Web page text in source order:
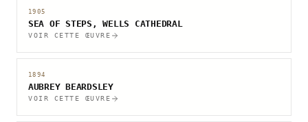
1905
SEA OF STEPS, WELLS CATHEDRAL
VOIR CETTE ŒUVRE
1894
AUBREY BEARDSLEY
VOIR CETTE ŒUVRE